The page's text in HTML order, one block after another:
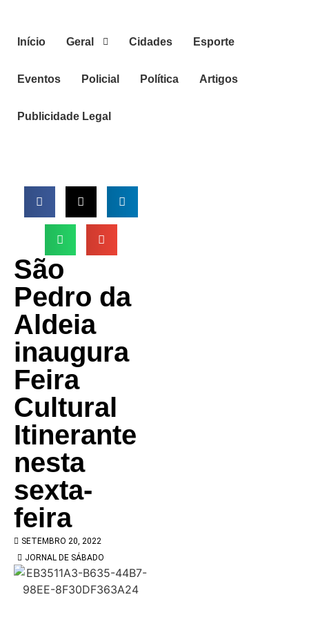
Início Geral Cidades Esporte
Eventos Policial Política Artigos
Publicidade Legal
São
Pedro da
Aldeia
inaugura
Feira
Cultural
Itinerante
nesta
sexta-
feira
SETEMBRO 20, 2022
JORNAL DE SÁBADO